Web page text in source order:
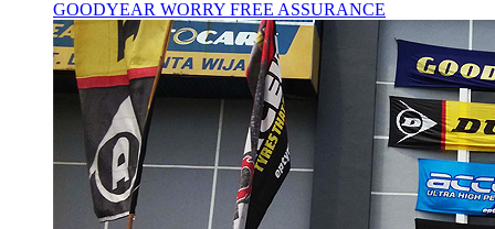
GOODYEAR WORRY FREE ASSURANCE